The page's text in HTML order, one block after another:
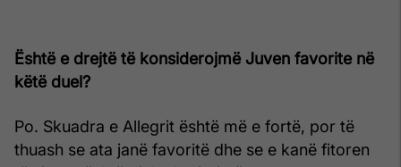
Është e drejtë të konsiderojmë Juven favorite në
këtë duel?
Po. Skuadra e Allegrit është më e fortë, por të
thuash se ata janë favoritë dhe se e kanë fitoren